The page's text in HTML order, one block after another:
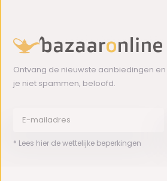
Ontvang de nieuwste aanbiedingen
je niet spammen, beloofd.
* Lees hier de wettelijke beperkingen